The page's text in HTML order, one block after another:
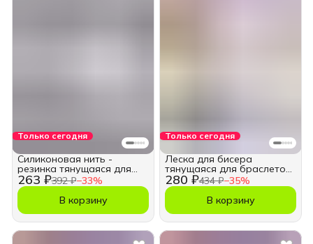
Только сегодня
263 ₽392 ₽−33%
Силиконовая нить -
резинка тянущаяся для
браслетов 0,8мм
В корзину
Только сегодня
280 ₽434 ₽−35%
Леска для бисера
тянущаяся для браслетов
0,7мм
В корзину